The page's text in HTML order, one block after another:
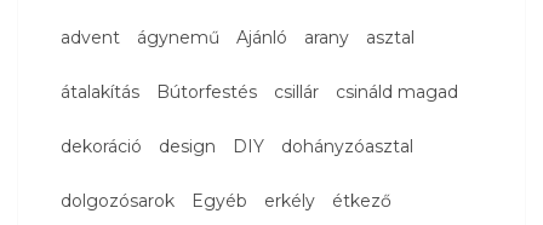
advent ágynemű Ajánló arany asztal
átalakítás Bútorfestés csillár csináld magad
dekoráció design DIY dohányzóasztal
dolgozósarok Egyéb erkély étkező